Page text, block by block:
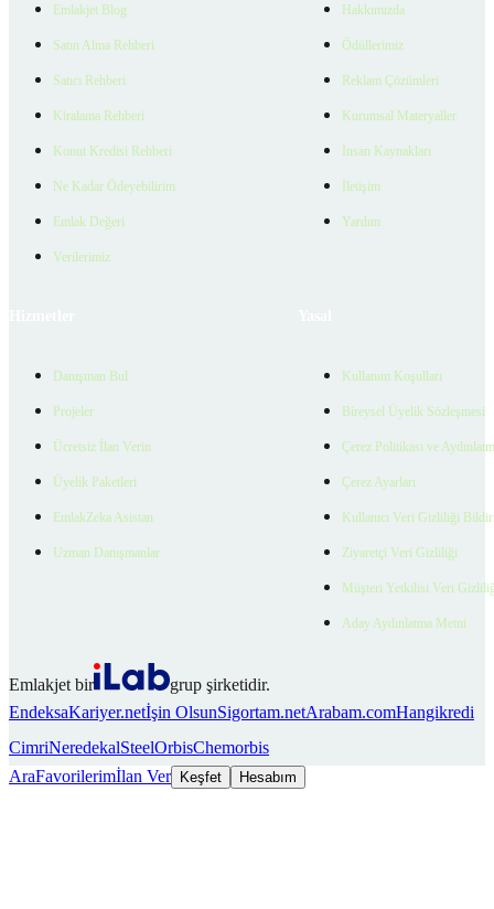
Emlakjet Blog
Satın Alma Rehberi
Satıcı Rehberi
Kiralama Rehberi
Konut Kredisi Rehberi
Ne Kadar Ödeyebilirim
Emlak Değeri
Verilerimiz
Hakkımızda
Ödüllerimiz
Reklam Çözümleri
Kurumsal Materyaller
İnsan Kaynakları
İletişim
Yardım
Danışman Bul
Projeler
Ücretsiz İlan Verin
Üyelik Paketleri
EmlakZeka Asistan
Uzman Danışmanlar
Kullanım Koşulları
Bireysel Üyelik Sözleşmesi
Çerez Politikası ve
Çerez Ayarları
Kullanıcı Veri Gizliliği
Ziyaretçi Veri Gizliliği
Müşteri Yetkilisi Veri
Aday Aydınlatma Metni
Emlakjet bir
grup şirketidir.
EndeksaKariyer.netİşin OlsunSigortam.netArabam.comHangikredi
CimriNeredekalSteelOrbisChemorbis
AraFavorilerimİlan Ver Keşfet Hesabım